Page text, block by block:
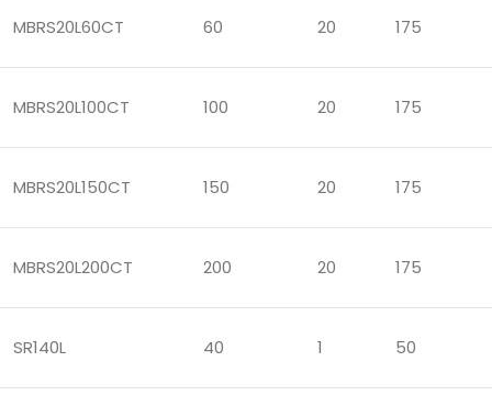
MBRS20L60CT 60 20 175
MBRS20L100CT 100 20 175
MBRS20L150CT 150 20 175
MBRS20L200CT 200 20 175
SR140L 40 1 50